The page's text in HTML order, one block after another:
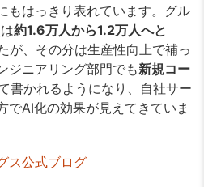
もはっきり表れています。グル
約1.6万人から1.2万人へと
が、その分は生産性向上で補っ
ジニアリング部門でも新規コー
書かれるようになり、自社サー
でAI化の効果が見えてきていま
ス公式ブログ